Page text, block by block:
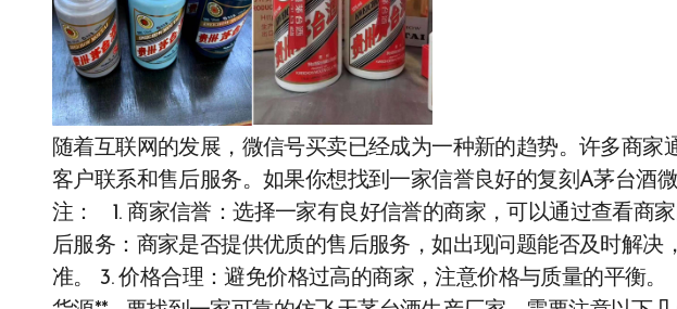
随着互联网的发展，微信号买卖已经成为一种新的趋势。许多商家
客户联系和售后服务。如果你想找到一家信誉良好的复刻A茅台酒
注： 1. 商家信誉：选择一家有良好信誉的商家，可以通过查看商
后服务：商家是否提供优质的售后服务，如出现问题能否及时解决
准。 3. 价格合理：避免价格过高的商家，注意价格与质量的平衡